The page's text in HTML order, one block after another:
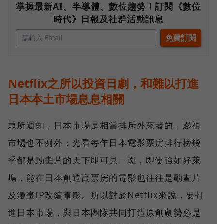
掌握最新AI、半導體、數位趨勢！訂閱《數位
時代》日報及社群活動訊息
Netflix之所以投資日劇，和難以打進
日本本土市場息息相關
眾所週知，日本市場是相當排斥外來者的，影視
市場也不例外；光看每年日本電影票房排行榜幾
乎都是動畫片的天下即可見一斑，即使強如好萊
塢，能在日本創造高票房的電影也往往是動畫片
及漫畫IP改編電影。所以對於Netflix來說，要打
進日本市場，與日本團隊共同打造原創劇勢必是